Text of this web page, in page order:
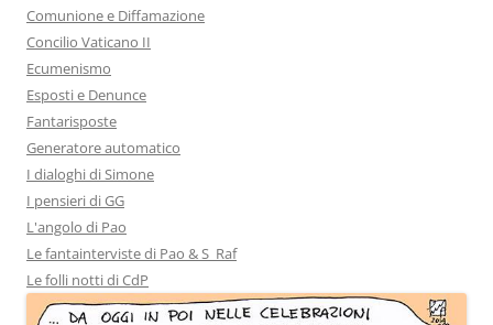
Comunione e Diffamazione
Concilio Vaticano II
Ecumenismo
Esposti e Denunce
Fantarisposte
Generatore automatico
I dialoghi di Simone
I pensieri di GG
L'angolo di Pao
Le fantainterviste di Pao & S_Raf
Le folli notti di CdP